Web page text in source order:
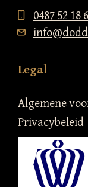
0487 52 18
Legal
Algemene
Privacybeleid